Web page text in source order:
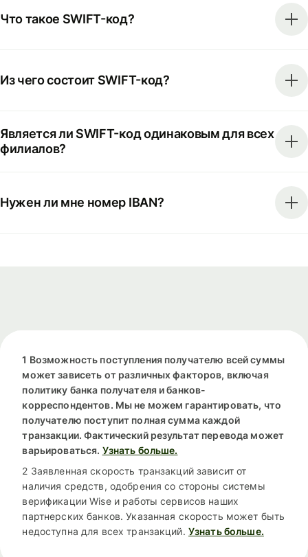
Что такое SWIFT-код?
Из чего состоит SWIFT-код?
Является ли SWIFT-код одинаковым для всех
филиалов?
Нужен ли мне номер IBAN?
1 Возможность поступления получателю всей суммы
может зависеть от различных факторов, включая
политику банка получателя и банков-
корреспондентов. Мы не можем гарантировать, что
получателю поступит полная сумма каждой
транзакции. Фактический результат перевода может
варьироваться. Узнать больше.
2 Заявленная скорость транзакций зависит от
наличия средств, одобрения со стороны системы
верификации Wise и работы сервисов наших
партнерских банков. Указанная скорость может быть
недоступна для всех транзакций. Узнать больше.